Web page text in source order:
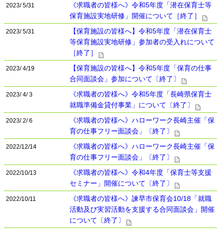
2023/ 5/31
《求職者の皆様へ》令和5年度「潜在保育士等
保育施設実地研修」開催について［終了］
2023/ 5/31
【保育施設の皆様へ】令和5年度「潜在保育士
等保育施設実地研修」参加者の受入れについて
［終了］
2023/ 4/19
【保育施設の皆様へ】令和5年度「保育の仕事
合同面談会」参加について〔終了〕
2023/ 4/ 3
《求職者の皆様へ》令和5年度「長崎県保育士
就職準備金貸付事業」について〔終了〕
2023/ 2/ 6
《求職者の皆様へ》ハローワーク長崎主催「保
育の仕事フリー面談会」〔終了〕
2022/12/14
《求職者の皆様へ》ハローワーク長崎主催「保
育の仕事フリー面談会」〔終了〕
2022/10/13
《求職者の皆様へ》令和4年度「保育士等支援
セミナー」開催について〔終了〕
2022/10/11
《求職者の皆様へ》諫早市保育会10/18「就職
活動及び実習活動を支援する合同面談会」開催
について〔終了〕